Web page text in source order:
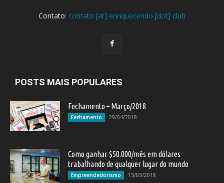
Contato: contato [at] enriquecendo [dot] club
POSTS MAIS POPULARES
Fechamento – Março/2018
Fechamento 29/04/2018
Como ganhar $50.000/mês em dólares
trabalhando de qualquer lugar do mundo
Empreendedorismo 15/03/2018